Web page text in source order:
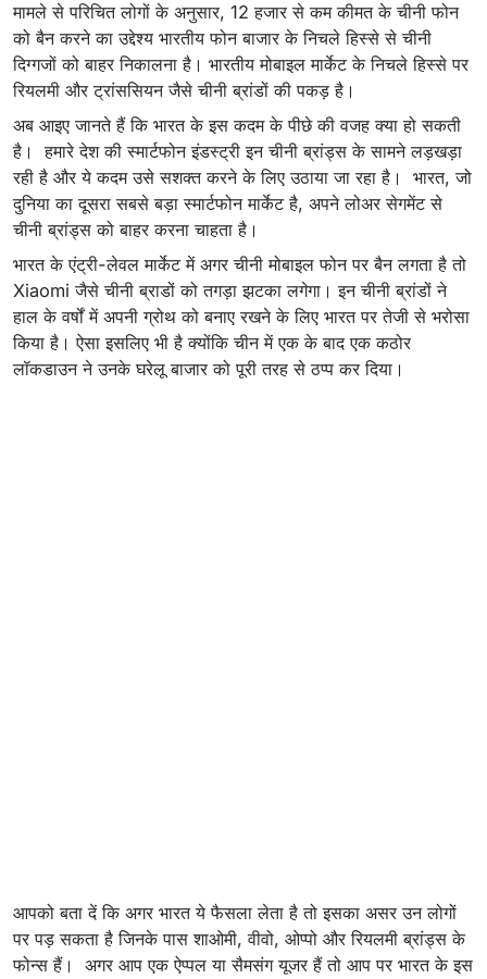
मामले से परिचित लोगों के अनुसार, 12 हजार से कम कीमत के चीनी फोन
को बैन करने का उद्देश्य भारतीय फोन बाजार के निचले हिस्से से चीनी
दिग्गजों को बाहर निकालना है। भारतीय मोबाइल मार्केट के निचले हिस्से पर
रियलमी और ट्रांससियन जैसे चीनी ब्रांडों की पकड़ है।
अब आइए जानते हैं कि भारत के इस कदम के पीछे की वजह क्या हो सकती
है। हमारे देश की स्मार्टफोन इंडस्ट्री इन चीनी ब्रांड्स के सामने लड़खड़ा
रही है और ये कदम उसे सशक्त करने के लिए उठाया जा रहा है। भारत, जो
दुनिया का दूसरा सबसे बड़ा स्मार्टफोन मार्केट है, अपने लोअर सेगमेंट से
चीनी ब्रांड्स को बाहर करना चाहता है।
भारत के एंट्री-लेवल मार्केट में अगर चीनी मोबाइल फोन पर बैन लगता है तो
Xiaomi जैसे चीनी ब्राडों को तगड़ा झटका लगेगा। इन चीनी ब्रांडों ने
हाल के वर्षों में अपनी ग्रोथ को बनाए रखने के लिए भारत पर तेजी से भरोसा
किया है। ऐसा इसलिए भी है क्योंकि चीन में एक के बाद एक कठोर
लॉकडाउन ने उनके घरेलू बाजार को पूरी तरह से ठप्प कर दिया।
आपको बता दें कि अगर भारत ये फैसला लेता है तो इसका असर उन लोगों
पर पड़ सकता है जिनके पास शाओमी, वीवो, ओप्पो और रियलमी ब्रांड्स के
फोन्स हैं। अगर आप एक ऐप्पल या सैमसंग यूजर हैं तो आप पर भारत के इस